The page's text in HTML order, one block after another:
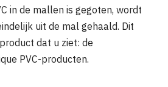
in de mallen is gegoten, wordt
uit de mal gehaald. Dit
dat u ziet: de
PVC-producten.